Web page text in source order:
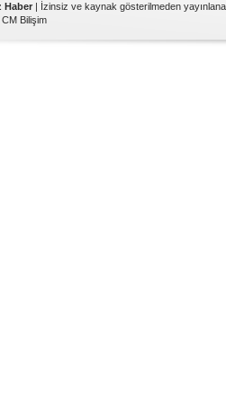
Haber | İzinsiz ve kaynak gösterilmeden
CM Bilişim